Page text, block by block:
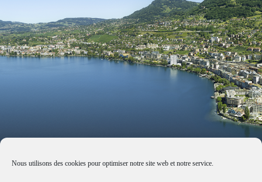
Nous utilisons des cookies pour optimiser notre site web et notre service.